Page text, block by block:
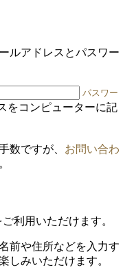
ルアドレスとパスワー
パスワー
をコンピューターに記
数ですが、 お問い合わ
利用いただけます。
前や住所などを入力す
しみいただけます。